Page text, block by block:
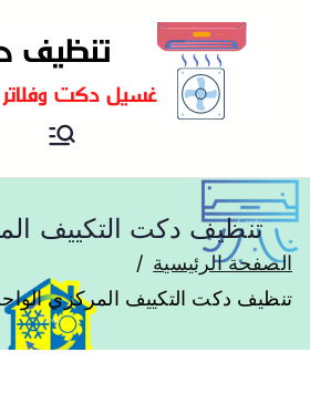
تنظيف دكت التكييف
الصفحة الرئيسية
تنظيف دكت التكييف المركزي